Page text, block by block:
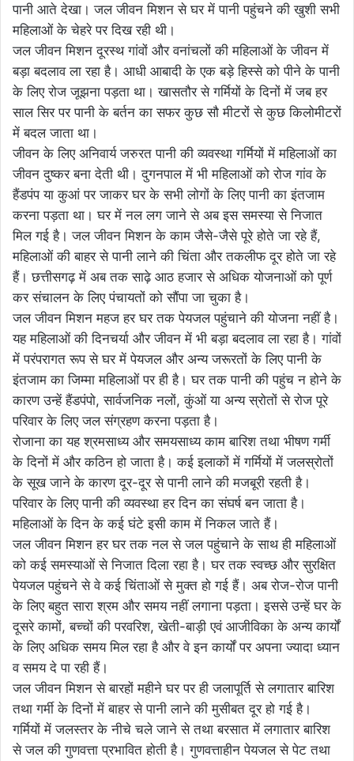
पानी आते देखा। जल जीवन मिशन से घर में पानी पहुंचने की खुशी सभी
महिलाओं के चेहरे पर दिख रही थी।
जल जीवन मिशन दूरस्थ गांवों और वनांचलों की महिलाओं के जीवन में
बड़ा बदलाव ला रहा है। आधी आबादी के एक बड़े हिस्से को पीने के पानी
के लिए रोज जूझना पड़ता था। खासतौर से गर्मियों के दिनों में जब हर
साल सिर पर पानी के बर्तन का सफर कुछ सौ मीटरों से कुछ किलोमीटरों
में बदल जाता था।
जीवन के लिए अनिवार्य जरुरत पानी की व्यवस्था गर्मियों में महिलाओं का
जीवन दुष्कर बना देती थी। दुगनपाल में भी महिलाओं को रोज गांव के
हैंडपंप या कुआं पर जाकर घर के सभी लोगों के लिए पानी का इंतजाम
करना पड़ता था। घर में नल लग जाने से अब इस समस्या से निजात
मिल गई है। जल जीवन मिशन के काम जैसे-जैसे पूरे होते जा रहे हैं,
महिलाओं की बाहर से पानी लाने की चिंता और तकलीफ दूर होते जा रहे
हैं। छत्तीसगढ़ में अब तक साढ़े आठ हजार से अधिक योजनाओं को पूर्ण
कर संचालन के लिए पंचायतों को सौंपा जा चुका है।
जल जीवन मिशन महज हर घर तक पेयजल पहुंचाने की योजना नहीं है।
यह महिलाओं की दिनचर्या और जीवन में भी बड़ा बदलाव ला रहा है। गांवों
में परंपरागत रूप से घर में पेयजल और अन्य जरूरतों के लिए पानी के
इंतजाम का जिम्मा महिलाओं पर ही है। घर तक पानी की पहुंच न होने के
कारण उन्हें हैंडपंपो, सार्वजनिक नलों, कुंओं या अन्य स्रोतों से रोज पूरे
परिवार के लिए जल संग्रहण करना पड़ता है।
रोजाना का यह श्रमसाध्य और समयसाध्य काम बारिश तथा भीषण गर्मी
के दिनों में और कठिन हो जाता है। कई इलाकों में गर्मियों में जलस्रोतों
के सूख जाने के कारण दूर-दूर से पानी लाने की मजबूरी रहती है।
परिवार के लिए पानी की व्यवस्था हर दिन का संघर्ष बन जाता है।
महिलाओं के दिन के कई घंटे इसी काम में निकल जाते हैं।
जल जीवन मिशन हर घर तक नल से जल पहुंचाने के साथ ही महिलाओं
को कई समस्याओं से निजात दिला रहा है। घर तक स्वच्छ और सुरक्षित
पेयजल पहुंचने से वे कई चिंताओं से मुक्त हो गई हैं। अब रोज-रोज पानी
के लिए बहुत सारा श्रम और समय नहीं लगाना पड़ता। इससे उन्हें घर के
दूसरे कामों, बच्चों की परवरिश, खेती-बाड़ी एवं आजीविका के अन्य कार्यों
के लिए अधिक समय मिल रहा है और वे इन कार्यों पर अपना ज्यादा ध्यान
व समय दे पा रही हैं।
जल जीवन मिशन से बारहों महीने घर पर ही जलापूर्ति से लगातार बारिश
तथा गर्मी के दिनों में बाहर से पानी लाने की मुसीबत दूर हो गई है।
गर्मियों में जलस्तर के नीचे चले जाने से तथा बरसात में लगातार बारिश
से जल की गुणवत्ता प्रभावित होती है। गुणवत्ताहीन पेयजल से पेट तथा